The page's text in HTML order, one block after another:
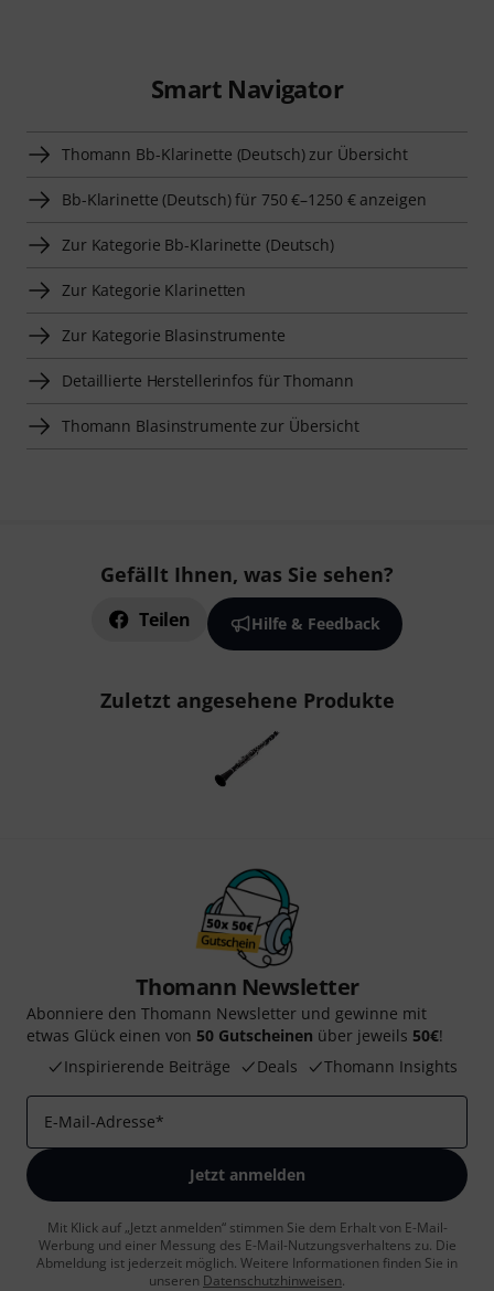
Smart Navigator
Thomann Bb-Klarinette (Deutsch) zur Übersicht
Bb-Klarinette (Deutsch) für 750 €–1250 € anzeigen
Zur Kategorie Bb-Klarinette (Deutsch)
Zur Kategorie Klarinetten
Zur Kategorie Blasinstrumente
Detaillierte Herstellerinfos für Thomann
Thomann Blasinstrumente zur Übersicht
Gefällt Ihnen, was Sie sehen?
Teilen Hilfe & Feedback
Zuletzt angesehene Produkte
Thomann Newsletter
Abonniere den Thomann Newsletter und gewinne mit
etwas Glück einen von 50 Gutscheinen über jeweils 50€!
Inspirierende Beiträge
Deals Thomann Insights
E-Mail-Adresse*
Jetzt anmelden
Mit Klick auf „Jetzt anmelden“ stimmen Sie dem Erhalt von E-Mail-
Werbung und einer Messung des E-Mail-Nutzungsverhaltens zu. Die
Abmeldung ist jederzeit möglich. Weitere Informationen finden Sie in
unseren Datenschutzhinweisen.